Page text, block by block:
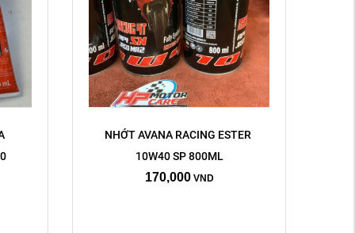
NHỚT AVANA RACING ESTER
10W40 SP 800ML
170,000 VND